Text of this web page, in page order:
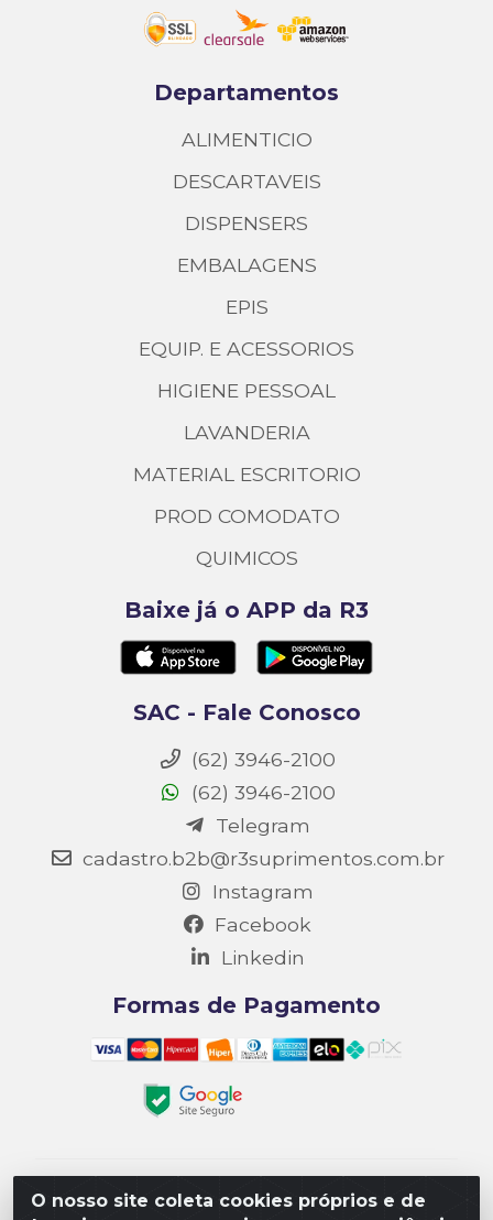
O nosso site coleta cookies próprios e de
Departamentos
ALIMENTICIO
DESCARTAVEIS
DISPENSERS
EMBALAGENS
EPIS
EQUIP. E ACESSORIOS
HIGIENE PESSOAL
LAVANDERIA
MATERIAL ESCRITORIO
PROD COMODATO
QUIMICOS
Baixe já o APP da R3
SAC - Fale Conosco
(62) 3946-2100
(62) 3946-2100
Telegram
cadastro.b2b@r3suprimentos.com.br
Instagram
Facebook
Linkedin
Formas de Pagamento
Matriz R3 Suprimentos - Rua 14, Polo Empresarial
Goiás – Etapa III, Quadra: 15; Lote 04, Aparecida de